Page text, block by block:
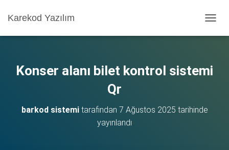
Karekod Yazılım
E
Y
Ü
Konser alanı bilet kontrol sistemi
Qr
barkod sistemitarafından 7 Ağustos 2025 tarihinde
yayınlandı